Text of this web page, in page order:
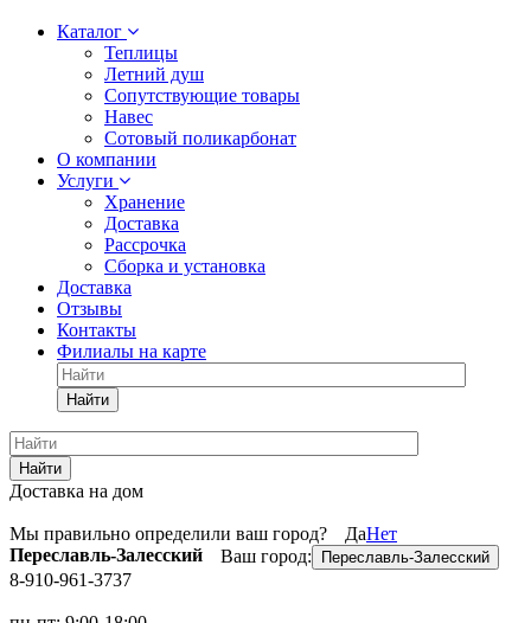
Каталог
Теплицы
Летний душ
Сопутствующие товары
Навес
Сотовый поликарбонат
О компании
Услуги
Хранение
Доставка
Рассрочка
Сборка и установка
Доставка
Отзывы
Контакты
Филиалы на карте
Найти
Найти
Доставка на дом
Мы правильно определили ваш город?
Переславль-Залесский
ДаНет
Ваш город:
Переславль-Залесский
8-910-961-3737